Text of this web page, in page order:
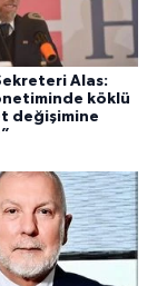
Alas:
köklü
değişimine